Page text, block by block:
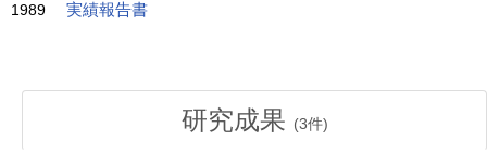
1989 実績報告書
研究成果 (3件)